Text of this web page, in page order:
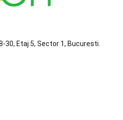
30, Etaj 5, Sector 1, Bucuresti.